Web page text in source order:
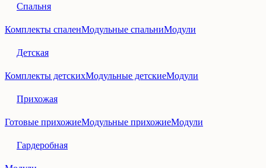
Спальня
Комплекты спаленМодульные спальниМодули
Детская
Комплекты детскихМодульные детскиеМодули
Прихожая
Готовые прихожиеМодульные прихожиеМодули
Гардеробная